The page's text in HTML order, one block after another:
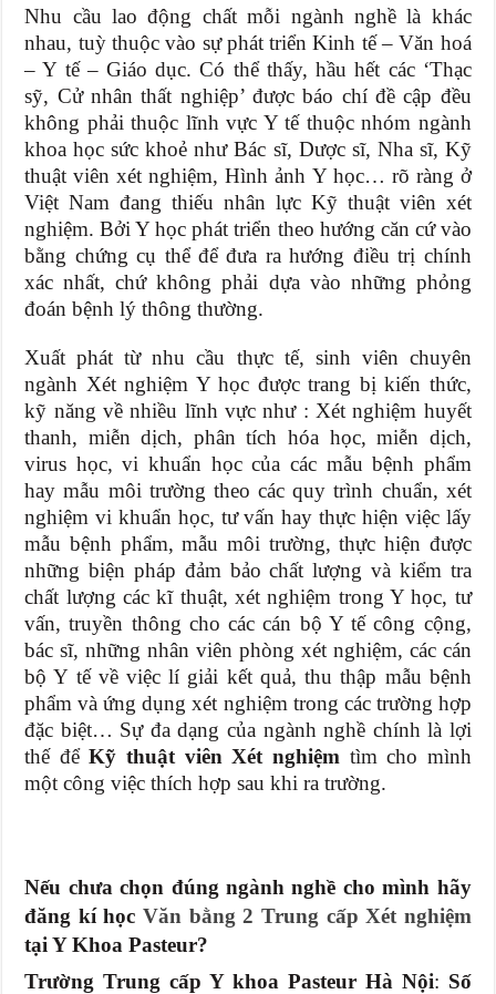
Nhu cầu lao động chất mỗi ngành nghề là khác
nhau, tuỳ thuộc vào sự phát triển Kinh tế – Văn hoá
– Y tế – Giáo dục. Có thể thấy, hầu hết các ‘Thạc
sỹ, Cử nhân thất nghiệp’ được báo chí đề cập đều
không phải thuộc lĩnh vực Y tế thuộc nhóm ngành
khoa học sức khoẻ như Bác sĩ, Dược sĩ, Nha sĩ, Kỹ
thuật viên xét nghiệm, Hình ảnh Y học… rõ ràng ở
Việt Nam đang thiếu nhân lực Kỹ thuật viên xét
nghiệm. Bởi Y học phát triển theo hướng căn cứ vào
bằng chứng cụ thể để đưa ra hướng điều trị chính
xác nhất, chứ không phải dựa vào những phỏng
đoán bệnh lý thông thường.
Xuất phát từ nhu cầu thực tế, sinh viên chuyên
ngành Xét nghiệm Y học được trang bị kiến thức,
kỹ năng về nhiều lĩnh vực như : Xét nghiệm huyết
thanh, miễn dịch, phân tích hóa học, miễn dịch,
virus học, vi khuẩn học của các mẫu bệnh phẩm
hay mẫu môi trường theo các quy trình chuẩn, xét
nghiệm vi khuẩn học, tư vấn hay thực hiện việc lấy
mẫu bệnh phẩm, mẫu môi trường, thực hiện được
những biện pháp đảm bảo chất lượng và kiểm tra
chất lượng các kĩ thuật, xét nghiệm trong Y học, tư
vấn, truyền thông cho các cán bộ Y tế công cộng,
bác sĩ, những nhân viên phòng xét nghiệm, các cán
bộ Y tế về việc lí giải kết quả, thu thập mẫu bệnh
phẩm và ứng dụng xét nghiệm trong các trường hợp
đặc biệt… Sự đa dạng của ngành nghề chính là lợi
thế đểKỹ thuật viên Xét nghiệm tìm cho mình
một công việc thích hợp sau khi ra trường.
Nếu chưa chọn đúng ngành nghề cho mình hãy
đăng kí họcVăn bằng 2 Trung cấp Xét nghiệm
tại Y Khoa Pasteur?
Trường Trung cấp Y khoa Pasteur Hà Nội: Số